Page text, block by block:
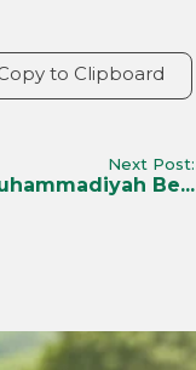
to Clipboard
Next Post:
Be...